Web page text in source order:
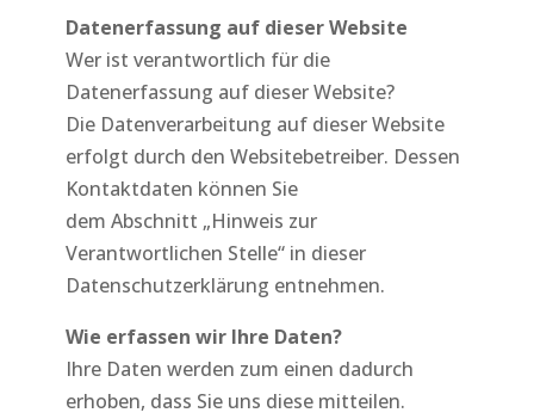
Datenerfassung auf dieser Website
Wer ist verantwortlich für die
Datenerfassung auf dieser Website?
Die Datenverarbeitung auf dieser Website
erfolgt durch den Websitebetreiber. Dessen
Kontaktdaten können Sie
dem Abschnitt „Hinweis zur
Verantwortlichen Stelle“ in dieser
Datenschutzerklärung entnehmen.
Wie erfassen wir Ihre Daten?
Ihre Daten werden zum einen dadurch
erhoben, dass Sie uns diese mitteilen.